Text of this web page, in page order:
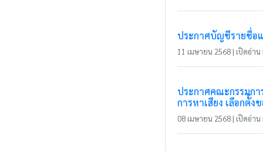
ประกาศบัญชีรายชื่อ
11 เมษายน 2568 | เปิดอ่าน
ประกาศคณะกรรมก
การหาเสียง เลือกตั้
08 เมษายน 2568 | เปิดอ่าน